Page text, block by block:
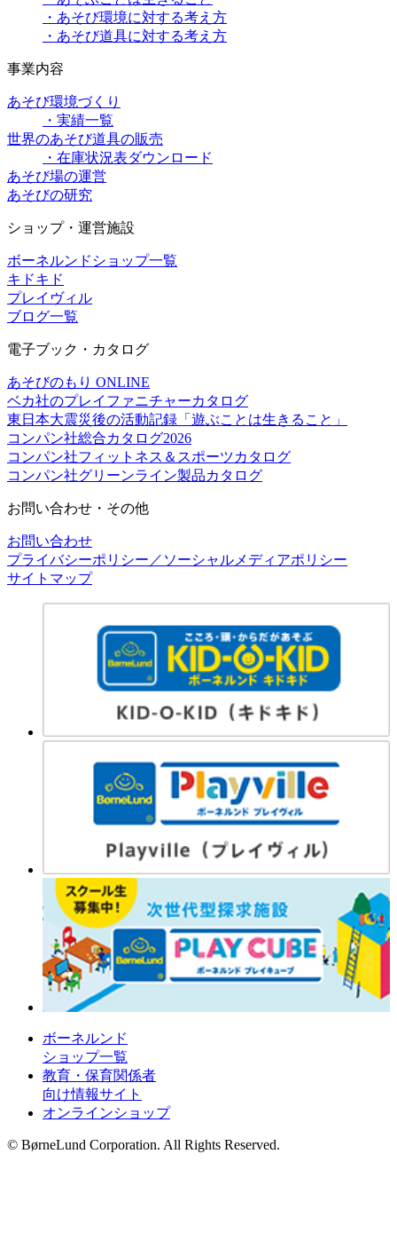
・あそび環境に対する考え方
・あそび道具に対する考え方
事業内容
あそび環境づくり
・実績一覧
世界のあそび道具の販売
・在庫状況表ダウンロード
あそび場の運営
あそびの研究
ショップ・運営施設
ボーネルンドショップ一覧
キドキド
プレイヴィル
ブログ一覧
電子ブック・カタログ
あそびのもり ONLINE
ベカ社のプレイファニチャーカタログ
東日本大震災後の活動記録「遊ぶことは生きること」
コンパン社総合カタログ2026
コンパン社フィットネス＆スポーツカタログ
コンパン社グリーンライン製品カタログ
お問い合わせ・その他
お問い合わせ
プライバシーポリシー／ソーシャルメディアポリシー
サイトマップ
ボーネルンド
ショップ一覧
教育・保育関係者
向け情報サイト
オンラインショップ
© BørneLund Corporation. All Rights Reserved.